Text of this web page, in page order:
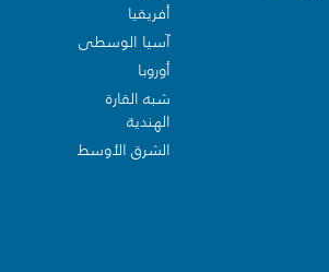
أفريقيا
آسيا الوسطى
أوروبا
شبه القارة
الهندية
الشرق الأوسط